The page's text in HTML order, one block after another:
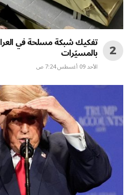
تفكيك شبكة مسلحة في
بالمسيّرات
الأحد 09 أغسطس 7:24 ص